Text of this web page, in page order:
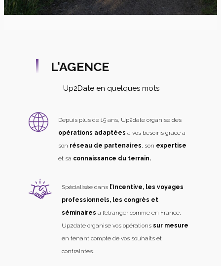
L'AGENCE
Up2Date en quelques mots
Depuis plus de 15 ans, Up2date organise des
opérations adaptées à vos besoins grâce à
son réseau de partenaires, son expertise
et sa connaissance du terrain.
Spécialisée dans l’Incentive, les voyages
professionnels, les congrès et
séminaires à l’étranger comme en France,
Up2date organise vos opérations sur mesure
en tenant compte de vos souhaits et
contraintes.